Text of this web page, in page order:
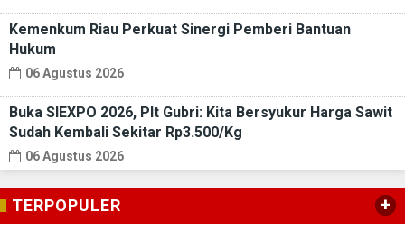
Kemenkum Riau Perkuat Sinergi Pemberi Bantuan
Hukum
06 Agustus 2026
Buka SIEXPO 2026, Plt Gubri: Kita Bersyukur Harga Sawit
Sudah Kembali Sekitar Rp3.500/Kg
06 Agustus 2026
TERPOPULER +